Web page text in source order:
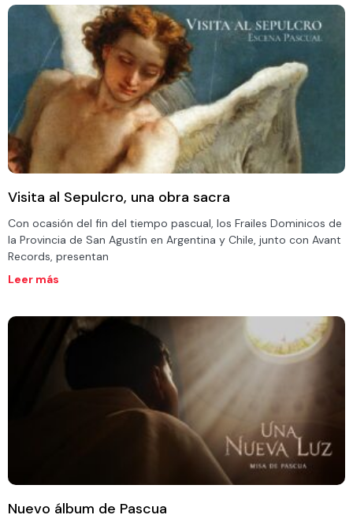
Visita al Sepulcro, una obra sacra
Con ocasión del fin del tiempo pascual, los Frailes Dominicos de
la Provincia de San Agustín en Argentina y Chile, junto con Avant
Records, presentan
Leer más
Nuevo álbum de Pascua